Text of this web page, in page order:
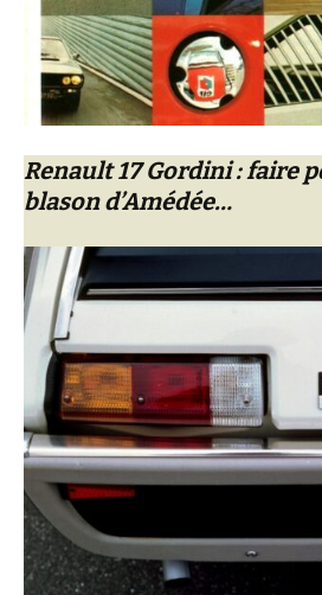
Renault 17 Gordini : faire
blason d’Amédée…